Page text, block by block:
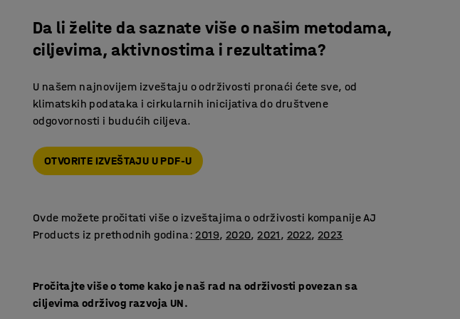
Da li želite da saznate više o našim metodama,
ciljevima, aktivnostima i rezultatima?
U našem najnovijem izveštaju o održivosti pronaći ćete sve, od
klimatskih podataka i cirkularnih inicijativa do društvene
odgovornosti i budućih ciljeva.
OTVORITE IZVEŠTAJU U PDF-U
Ovde možete pročitati više o izveštajima o održivosti kompanije AJ
Products iz prethodnih godina: 2019, 2020, 2021, 2022, 2023
Pročitajte više o tome kako je naš rad na održivosti povezan sa
ciljevima održivog razvoja UN.